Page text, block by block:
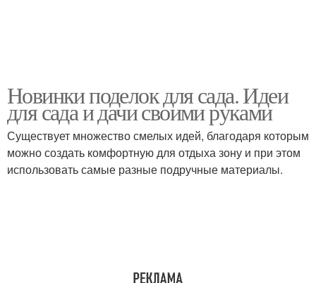
Новинки поделок для сада. Идеи
для сада и дачи своими руками
Существует множество смелых идей, благодаря которым
можно создать комфортную для отдыха зону и при этом
использовать самые разные подручные материалы.